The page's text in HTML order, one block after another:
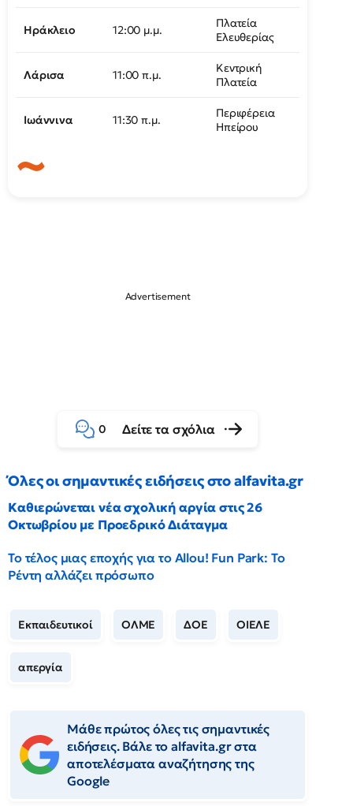
Ηράκλειο 12:00 μ.μ.
Πλατεία
Ελευθερίας
Λάρισα 11:00 π.μ.
Κεντρική
Πλατεία
Ιωάννινα 11:30 π.μ.
Περιφέρεια
Ηπείρου
0 Δείτε τα σχόλια
Όλες οι σημαντικές ειδήσεις στο alfavita.gr
Καθιερώνεται νέα σχολική αργία στις 26
Οκτωβρίου με Προεδρικό Διάταγμα
Το τέλος μιας εποχής για το Allou! Fun Park: Το
Ρέντη αλλάζει πρόσωπο
Εκπαιδευτικοί ΟΛΜΕ ΔΟΕ ΟΙΕΛΕ
απεργία
Μάθε πρώτος όλες τις σημαντικές
ειδήσεις. Βάλε το alfavita.gr στα
αποτελέσματα αναζήτησης της
Google